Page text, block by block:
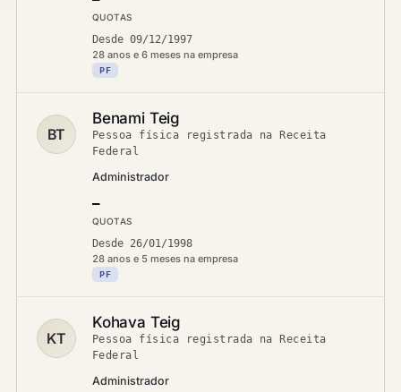
QUOTAS
Desde 09/12/1997
28 anos e 6 meses na empresa
PF
BT
Benami Teig
Pessoa física registrada na Receita
Federal
Administrador
—
QUOTAS
Desde 26/01/1998
28 anos e 5 meses na empresa
PF
KT
Kohava Teig
Pessoa física registrada na Receita
Federal
Administrador